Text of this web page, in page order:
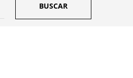
BUSCAR